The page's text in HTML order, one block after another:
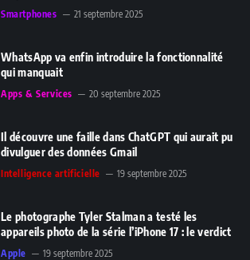
Smartphones 21 septembre 2025
WhatsApp va enfin introduire la fonctionnalité
qui manquait
Apps & Services 20 septembre 2025
Il découvre une faille dans ChatGPT qui aurait pu
divulguer des données Gmail
Intelligence artificielle 19 septembre 2025
Le photographe Tyler Stalman a testé les
appareils photo de la série l’iPhone 17 : le verdict
Apple 19 septembre 2025